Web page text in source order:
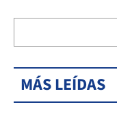
MÁS LEÍDAS